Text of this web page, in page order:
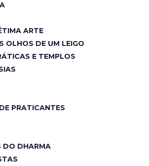
ARTE
OLHOS DE UM LEIGO
E TEMPLOS
PRATICANTES
DO DHARMA